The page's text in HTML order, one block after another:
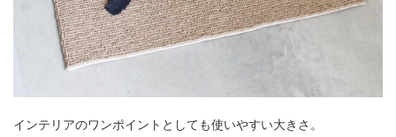
インテリアのワンポイントとしても使いやすい大きさ。